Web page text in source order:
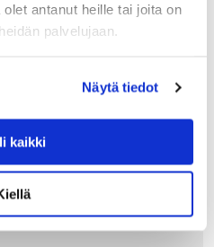
antanut heille tai joita on
palvelujaan.
Näytä tiedot
kaikki
INDUKTI
suunnittelema. Pulcina
kaappiin vaan se…
€
OSTOSKORIIN